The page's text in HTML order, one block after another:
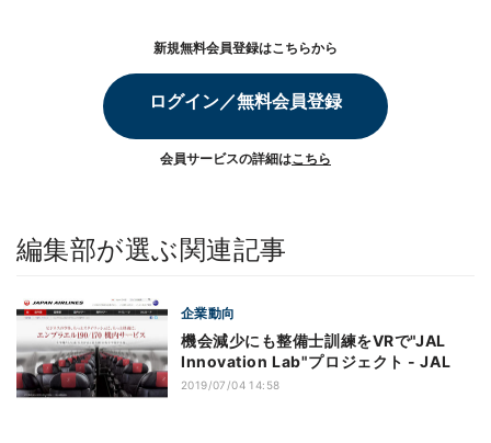
新規無料会員登録はこちらから
ログイン／無料会員登録
会員サービスの詳細はこちら
編集部が選ぶ関連記事
企業動向
機会減少にも整備士訓練をVRで"JAL
Innovation Lab"プロジェクト - JAL
2019/07/04 14:58